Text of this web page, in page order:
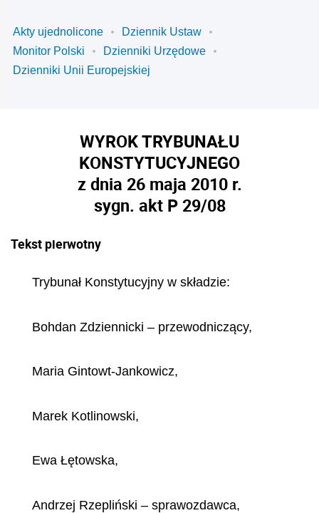
Akty ujednolicone
Dziennik Ustaw
Monitor Polski
Dzienniki Urzędowe
Dzienniki Unii Europejskiej
WYROK TRYBUNAŁU
KONSTYTUCYJNEGO
z dnia 26 maja 2010 r.
sygn. akt P 29/08
Tekst pierwotny
Trybunał Konstytucyjny w składzie:
Bohdan Zdziennicki – przewodniczący,
Maria Gintowt-Jankowicz,
Marek Kotlinowski,
Ewa Łętowska,
Andrzej Rzepliński – sprawozdawca,